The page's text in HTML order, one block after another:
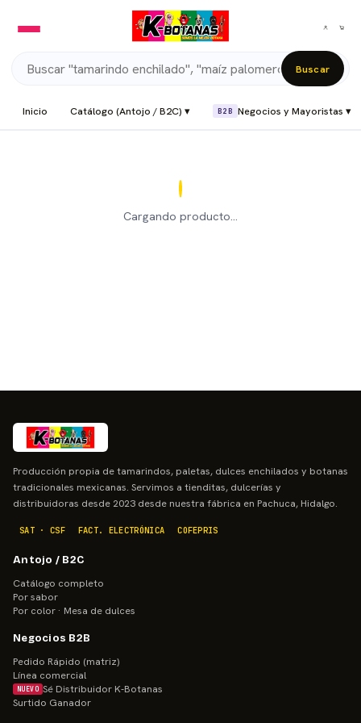
Buscar
Inicio Catálogo (Antojo / B2C) ▾ B2B Negocios y Mayoristas ▾
Cargando producto…
Producción propia de tamarindos, paletas, dulces enchilados y botanas
tradicionales mexicanas. Servimos a tienditas, dulcerías y
distribuidoras desde 2023 desde nuestra fábrica en Pachuca, Hidalgo.
SAT · CSF FACT. ELECTRÓNICA COFEPRIS
Antojo / B2C
Catálogo completo
Por sabor
Por color · Mesa de dulces
Negocios B2B
Pedido Rápido (matriz)
Línea comercial
NUEVO Sé Distribuidor K-Botanas
Surtido Ganador